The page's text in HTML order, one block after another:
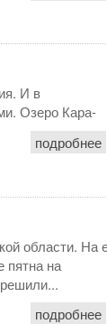
И в
Озеро Кара-
подробнее
области. На
пятна на
подробнее